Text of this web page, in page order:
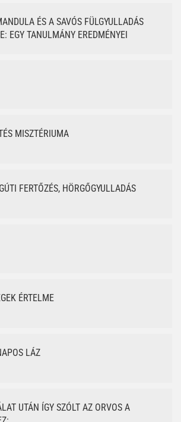
ÉS A SAVÓS FÜLGYULLADÁS
EGY TANULMÁNY EREDMÉNYEI
MISZTÉRIUMA
FERTŐZÉS, HÖRGŐGYULLADÁS
ÉRTELME
LÁZ
UTÁN ÍGY SZÓLT AZ ORVOS A